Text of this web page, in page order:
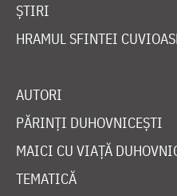
ȘTIRI
HRAMUL SFINTEI
AUTORI
PĂRINȚI DUHOVNICEȘTI
MAICI CU VIAȚĂ
TEMATICĂ